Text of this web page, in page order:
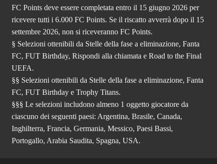
FC Points deve essere completata entro il 15 giugno 2026 per
ricevere tutti i 6.000 FC Points. Se il riscatto avverrà dopo il 15
settembre 2026, non si riceveranno FC Points.
§ Selezioni ottenibili da Stelle della fase a eliminazione, Fanta
FC, FUT Birthday, Rispondi alla chiamata e Road to the Final
UEFA.
§§ Selezioni ottenibili da Stelle della fase a eliminazione, Fanta
FC, FUT Birthday e Trophy Titans.
§§§ Le selezioni includono almeno 1 oggetto giocatore da
ciascuno dei seguenti paesi: Argentina, Brasile, Canada,
Inghilterra, Francia, Germania, Messico, Paesi Bassi,
Portogallo, Arabia Saudita, Spagna, USA.